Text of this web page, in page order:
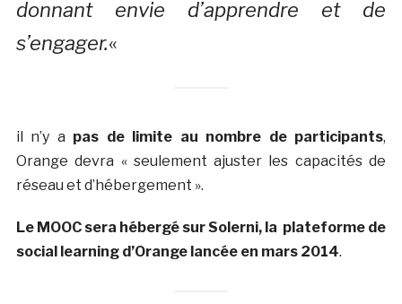
donnant envie d’apprendre et de
s’engager.«
il n’y a pas de limite au nombre de participants,
Orange devra « seulement ajuster les capacités de
réseau et d’hébergement ».
Le MOOC sera hébergé sur Solerni, la plateforme de
social learning d’Orange lancée en mars 2014.